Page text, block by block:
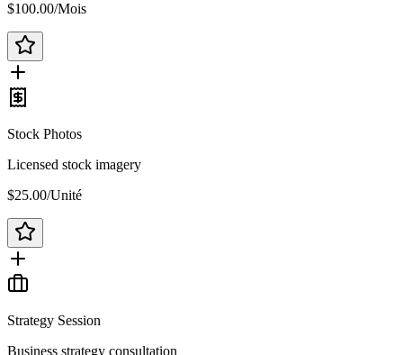
$100.00/Mois
Stock Photos
Licensed stock imagery
$25.00/Unité
Strategy Session
Business strategy consultation